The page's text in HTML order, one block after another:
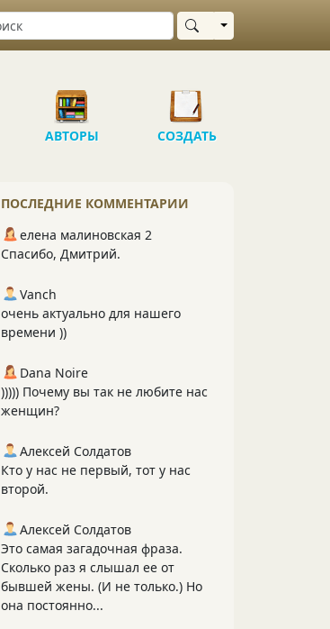
Выбрать область
АВТОРЫ СОЗДАТЬ
ПОСЛЕДНИЕ КОММЕНТАРИИ
елена малиновская 2
Спасибо, Дмитрий.
Vanch
очень актуально для нашего
времени ))
Dana Noire
))))) Почему вы так не любите нас
женщин?
Алексей Солдатов
Кто у нас не первый, тот у нас
второй.
Алексей Солдатов
Это самая загадочная фраза.
Сколько раз я слышал ее от
бывшей жены. (И не только.) Но
она постоянно...